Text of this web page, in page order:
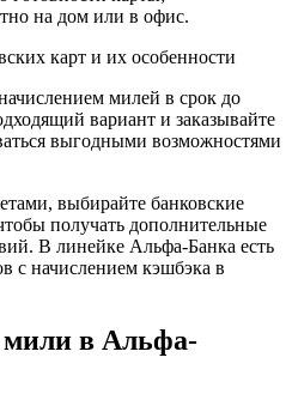
на дом или в офис.
карт и их особенности
милей в срок до
вариант и заказывайте
выгодными возможностями
выбирайте банковские
получать дополнительные
В линейке Альфа-Банка есть
с начислением кэшбэка в
в Альфа-